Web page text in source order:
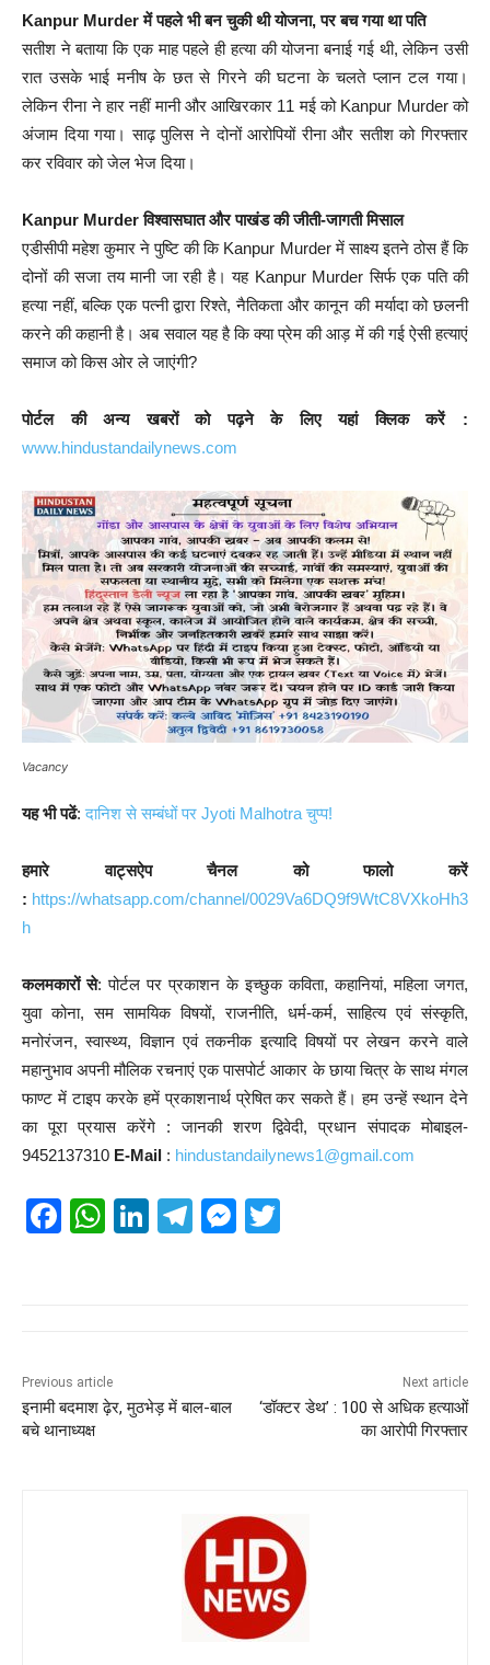
Kanpur Murder में पहले भी बन चुकी थी योजना, पर बच गया था पति
सतीश ने बताया कि एक माह पहले ही हत्या की योजना बनाई गई थी, लेकिन उसी
रात उसके भाई मनीष के छत से गिरने की घटना के चलते प्लान टल गया।
लेकिन रीना ने हार नहीं मानी और आखिरकार 11 मई को Kanpur Murder को
अंजाम दिया गया। साढ़ पुलिस ने दोनों आरोपियों रीना और सतीश को गिरफ्तार
कर रविवार को जेल भेज दिया।
Kanpur Murder विश्वासघात और पाखंड की जीती-जागती मिसाल
एडीसीपी महेश कुमार ने पुष्टि की कि Kanpur Murder में साक्ष्य इतने ठोस हैं कि
दोनों की सजा तय मानी जा रही है। यह Kanpur Murder सिर्फ एक पति की
हत्या नहीं, बल्कि एक पत्नी द्वारा रिश्ते, नैतिकता और कानून की मर्यादा को छलनी
करने की कहानी है। अब सवाल यह है कि क्या प्रेम की आड़ में की गई ऐसी हत्याएं
समाज को किस ओर ले जाएंगी?
पोर्टल की अन्य खबरों को पढ़ने के लिए यहां क्लिक करें :
www.hindustandailynews.com
Vacancy
यह भी पढें:दानिश से सम्बंधों पर Jyoti Malhotra चुप्प!
हमारे वाट्सऐप चैनल को फालो करें
: https://whatsapp.com/channel/0029Va6DQ9f9WtC8VXkoHh3
h
कलमकारों से: पोर्टल पर प्रकाशन के इच्छुक कविता, कहानियां, महिला जगत,
युवा कोना, सम सामयिक विषयों, राजनीति, धर्म-कर्म, साहित्य एवं संस्कृति,
मनोरंजन, स्वास्थ्य, विज्ञान एवं तकनीक इत्यादि विषयों पर लेखन करने वाले
महानुभाव अपनी मौलिक रचनाएं एक पासपोर्ट आकार के छाया चित्र के साथ मंगल
फाण्ट में टाइप करके हमें प्रकाशनार्थ प्रेषित कर सकते हैं। हम उन्हें स्थान देने
का पूरा प्रयास करेंगे : जानकी शरण द्विवेदी, प्रधान संपादक मोबाइल-
9452137310 E-Mail : hindustandailynews1@gmail.com
F
o
o
W
p
p
Li
n
T
M
er
Previous article
इनामी बदमाश ढ़ेर, मुठभेड़ में बाल-बाल
बचे थानाध्यक्ष
Next article
‘डॉक्टर डेथ’ : 100 से अधिक हत्याओं
का आरोपी गिरफ्तार